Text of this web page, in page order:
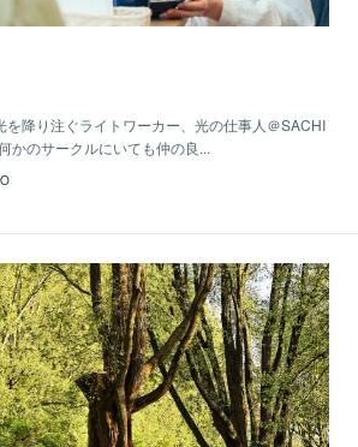
を降り注ぐライトワーカー、光の仕事人＠SACHI
かのサークルにいても仲の良...